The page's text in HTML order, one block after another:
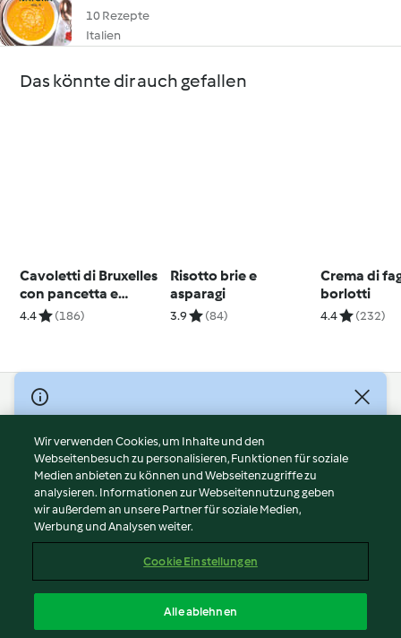
10 Rezepte
Italien
Das könnte dir auch gefallen
Cavoletti di Bruxelles
con pancetta e
mandorle
4.4 (186)
Risotto brie e
asparagi
3.9 (84)
Crema di
borlotti
4.4 (232)
© Copyright 2026
Nutzungsbedingungen
Datenschutzrichtlinien
Disclaimer
Impressum
Cookies
Abo kündigen
Erklärung zur Barrierefreiheit
Wir verwenden Cookies, um Inhalte und den
Webseitenbesuch zu personalisieren, Funktionen für soziale
Medien anbieten zu können und Webseitenzugriffe zu
analysieren. Informationen zur Webseitennutzung geben
wir außerdem an unsere Partner für soziale Medien,
Werbung und Analysen weiter.
Cookie Einstellungen
Alle ablehnen